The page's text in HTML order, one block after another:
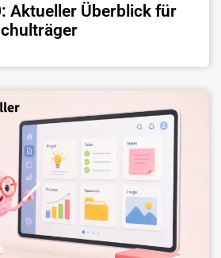
Aktueller Überblick für